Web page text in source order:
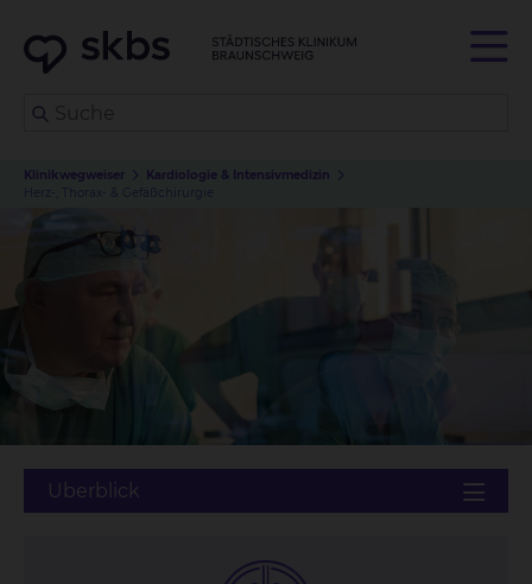
Klinikwegweiser
Kardiologie & Intensivmedizin
Herz-, Thorax- & Gefäßchirurgie